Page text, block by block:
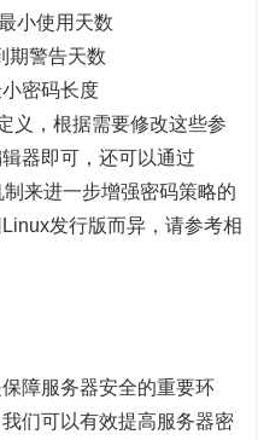
小使用天数
期警告天数
密码长度
义，根据需要修改这些参
器即可，还可以通过
来进一步增强密码策略的
发行版而异，请参考相
障服务器安全的重要环
们可以有效提高服务器密